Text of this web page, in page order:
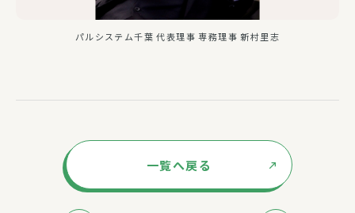
パルシステム千葉 代表理事 専務理事 新村里志
一覧へ戻る